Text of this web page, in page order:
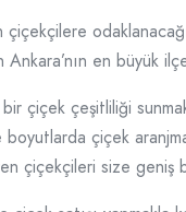
Ankara’nın en büyük
çiçek çeşitliliği
boyutlarda çiçek
çiçekçileri size geniş